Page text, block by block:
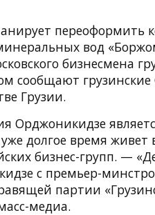
переоформить
вод
бизнесмена
сообщают
Грузии.
Орджоникидзе
долгое время живет
бизнес-групп. —
с премьер-
партии
медиа.